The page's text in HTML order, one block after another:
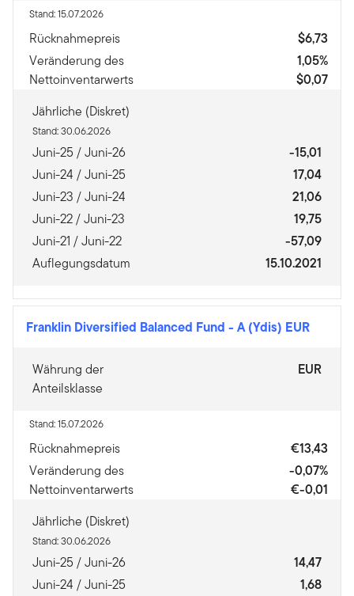
Stand: 15.07.2026
Rücknahmepreis
$6,73
Veränderung des
Nettoinventarwerts
1,05%
$0,07
Jährliche (Diskret)
Stand: 30.06.2026
Juni-25 / Juni-26
-15,01
Juni-24 / Juni-25
17,04
Juni-23 / Juni-24
21,06
Juni-22 / Juni-23
19,75
Juni-21 / Juni-22
-57,09
Auflegungsdatum
15.10.2021
Franklin Diversified Balanced Fund - A (Ydis) EUR
Währung der
Anteilsklasse
EUR
Stand: 15.07.2026
Rücknahmepreis
€13,43
Veränderung des
Nettoinventarwerts
-0,07%
€-0,01
Jährliche (Diskret)
Stand: 30.06.2026
Juni-25 / Juni-26
14,47
Juni-24 / Juni-25
1,68